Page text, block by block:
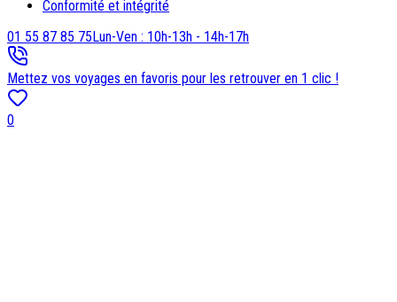
Conformité et intégrité
01 55 87 85 75Lun-Ven : 10h-13h - 14h-17h
Mettez vos voyages en favoris pour les retrouver en 1 clic !
0